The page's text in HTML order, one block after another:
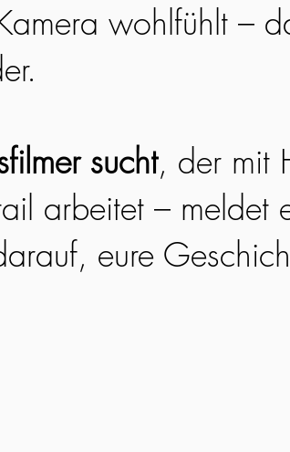
wohlfühlt –
sucht, der mit
arbeitet – meldet
eure